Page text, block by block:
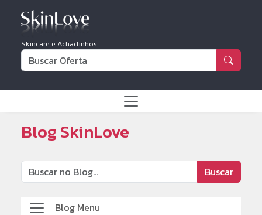
Skincare e Achadinhos
Blog SkinLove
Buscar
Blog Menu